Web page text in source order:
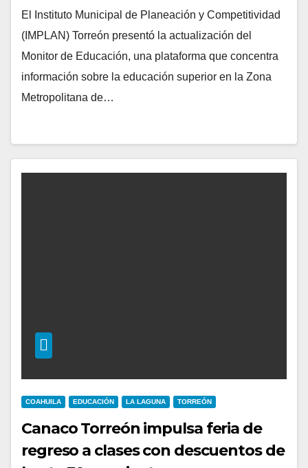
El Instituto Municipal de Planeación y Competitividad
(IMPLAN) Torreón presentó la actualización del
Monitor de Educación, una plataforma que concentra
información sobre la educación superior en la Zona
Metropolitana de…
COAHUILA EDUCACIÓN LA LAGUNA TORREÓN
Canaco Torreón impulsa feria de
regreso a clases con descuentos de